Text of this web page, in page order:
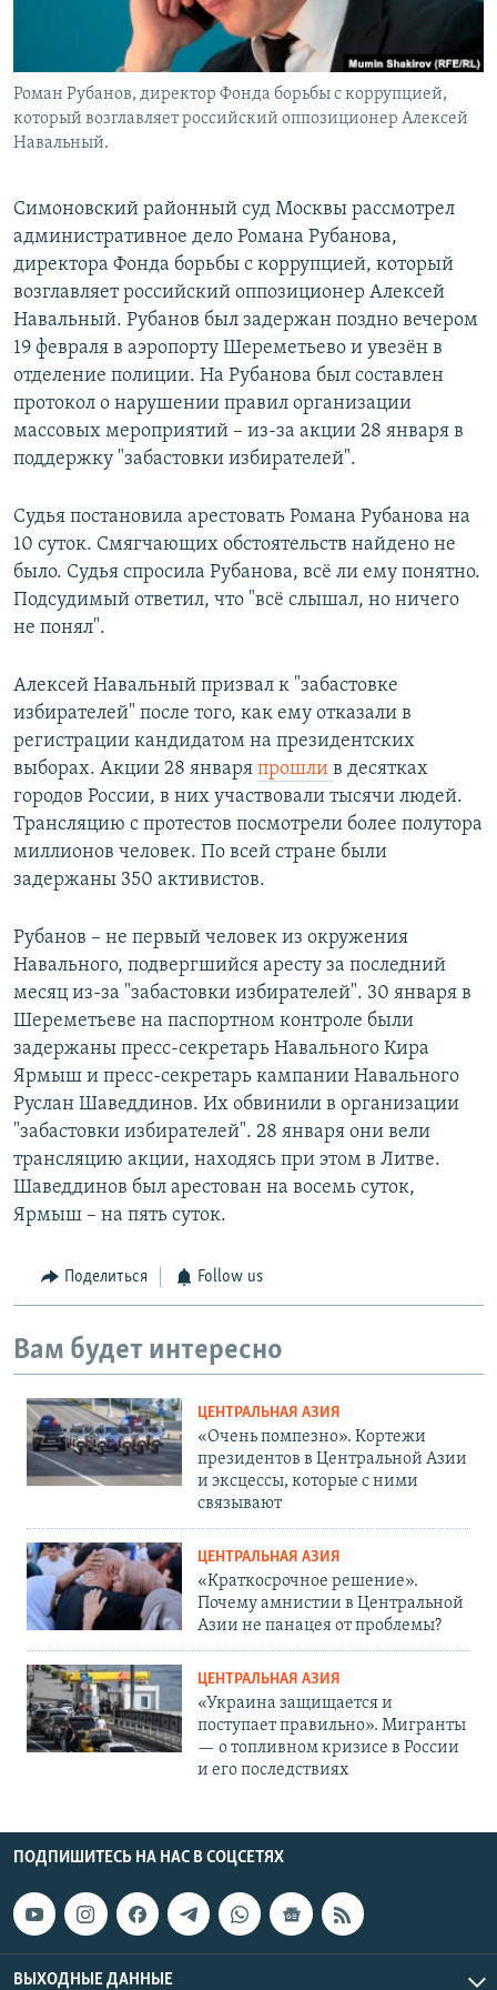
Роман Рубанов, директор Фонда борьбы с коррупцией,
который возглавляет российский оппозиционер Алексей
Навальный.
Симоновский районный суд Москвы рассмотрел
административное дело Романа Рубанова,
директора Фонда борьбы с коррупцией, который
возглавляет российский оппозиционер Алексей
Навальный. Рубанов был задержан поздно вечером
19 февраля в аэропорту Шереметьево и увезён в
отделение полиции. На Рубанова был составлен
протокол о нарушении правил организации
массовых мероприятий – из-за акции 28 января в
поддержку "забастовки избирателей".
Судья постановила арестовать Романа Рубанова на
10 суток. Смягчающих обстоятельств найдено не
было. Судья спросила Рубанова, всё ли ему понятно.
Подсудимый ответил, что "всё слышал, но ничего
не понял".
Алексей Навальный призвал к "забастовке
избирателей" после того, как ему отказали в
регистрации кандидатом на президентских
выборах. Акции 28 января прошли в десятках
городов России, в них участвовали тысячи людей.
Трансляцию с протестов посмотрели более полутора
миллионов человек. По всей стране были
задержаны 350 активистов.
Рубанов – не первый человек из окружения
Навального, подвергшийся аресту за последний
месяц из-за "забастовки избирателей". 30 января в
Шереметьеве на паспортном контроле были
задержаны пресс-секретарь Навального Кира
Ярмыш и пресс-секретарь кампании Навального
Руслан Шаведдинов. Их обвинили в организации
"забастовки избирателей". 28 января они вели
трансляцию акции, находясь при этом в Литве.
Шаведдинов был арестован на восемь суток,
Ярмыш – на пять суток.
Поделиться Follow us
Вам будет интересно
ЦЕНТРАЛЬНАЯ АЗИЯ
«Очень помпезно». Кортежи
президентов в Центральной Азии
и эксцессы, которые с ними
связывают
ЦЕНТРАЛЬНАЯ АЗИЯ
«Краткосрочное решение».
Почему амнистии в Центральной
Азии не панацея от проблемы?
ЦЕНТРАЛЬНАЯ АЗИЯ
«Украина защищается и
поступает правильно». Мигранты
— о топливном кризисе в России
и его последствиях
ПОДПИШИТЕСЬ НА НАС В СОЦСЕТЯХ
ВЫХОДНЫЕ ДАННЫЕ